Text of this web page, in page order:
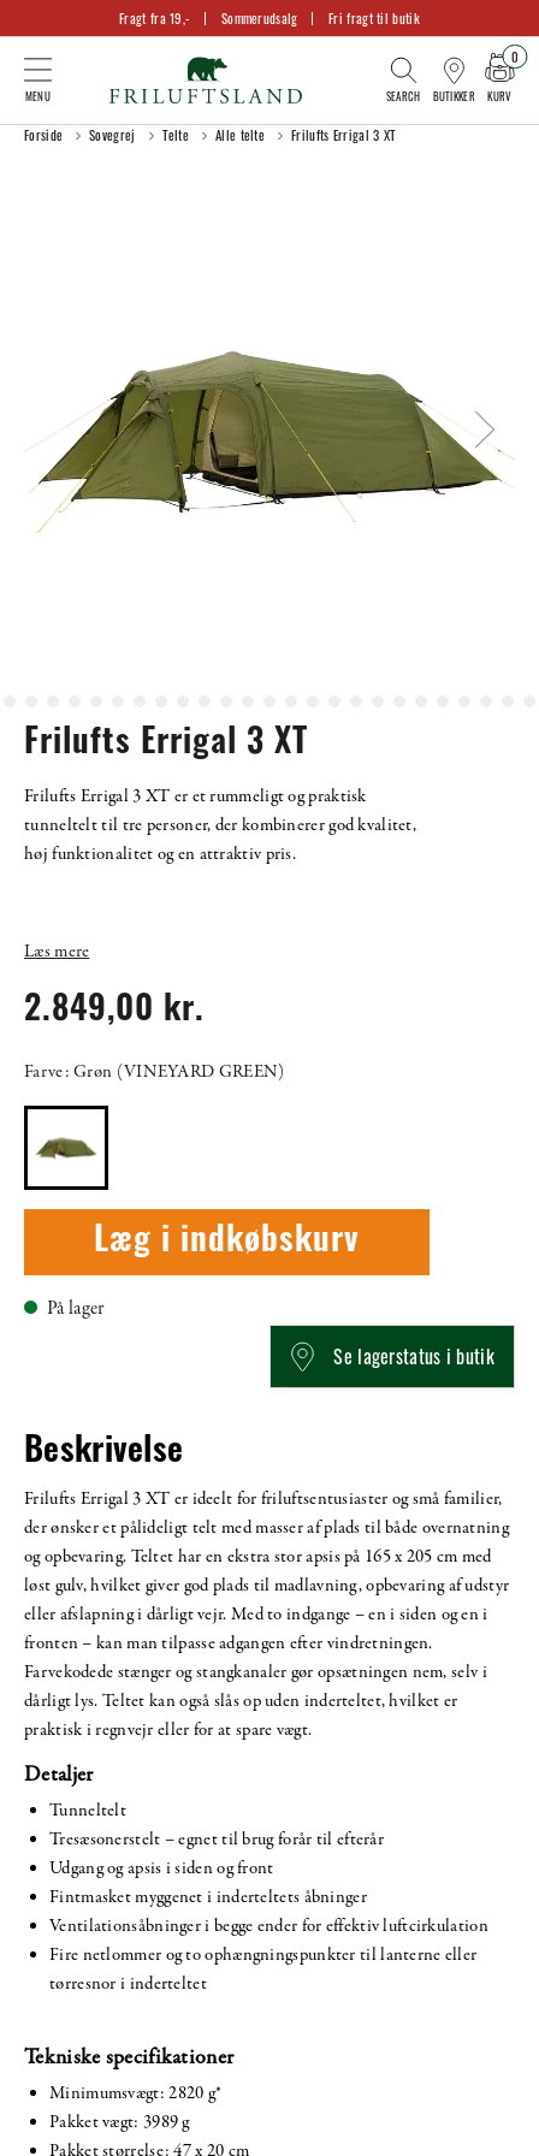
Fragt fra 19,- Sommerudsalg Fri fragt til butik
BUTIKKER KURV
0
Forside Sovegrej Telte Alle telte Frilufts Errigal 3 XT
Frilufts Errigal 3 XT
Frilufts Errigal 3 XT er et rummeligt og praktisk
tunneltelt til tre personer, der kombinerer god kvalitet,
høj funktionalitet og en attraktiv pris.
Læs mere
2.849,00 kr.
Farve: Grøn (VINEYARD GREEN)
Læg i indkøbskurv
På lager
Se lagerstatus i butik
Beskrivelse
Frilufts Errigal 3 XT er ideelt for friluftsentusiaster og små familier,
der ønsker et pålideligt telt med masser af plads til både overnatning
og opbevaring. Teltet har en ekstra stor apsis på 165 x 205 cm med
løst gulv, hvilket giver god plads til madlavning, opbevaring af udstyr
eller afslapning i dårligt vejr. Med to indgange – en i siden og en i
fronten – kan man tilpasse adgangen efter vindretningen.
Farvekodede stænger og stangkanaler gør opsætningen nem, selv i
dårligt lys. Teltet kan også slås op uden inderteltet, hvilket er
praktisk i regnvejr eller for at spare vægt.
Detaljer
Tunneltelt
Tresæsonerstelt – egnet til brug forår til efterår
Udgang og apsis i siden og front
Fintmasket myggenet i inderteltets åbninger
Ventilationsåbninger i begge ender for effektiv luftcirkulation
Fire netlommer og to ophængningspunkter til lanterne eller
tørresnor i inderteltet
Tekniske specifikationer
Minimumsvægt: 2820 g*
Pakket vægt: 3989 g
Pakket størrelse: 47 x 20 cm